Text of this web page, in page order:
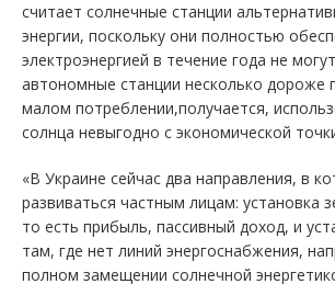
считает солнечные станции
энергии, поскольку они полностью
электроэнергией в течение года не
автономные станции несколько дороже
малом потреблении,получается,
солнца невыгодно с экономической
«В Украине сейчас два направления, в
развиваться частным лицам: установка
то есть прибыль, пассивный доход, и
там, где нет линий энергоснабжения,
полном замещении солнечной